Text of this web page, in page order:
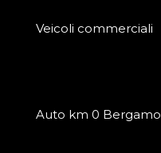
Veicoli commerciali
Auto km 0 Bergamo